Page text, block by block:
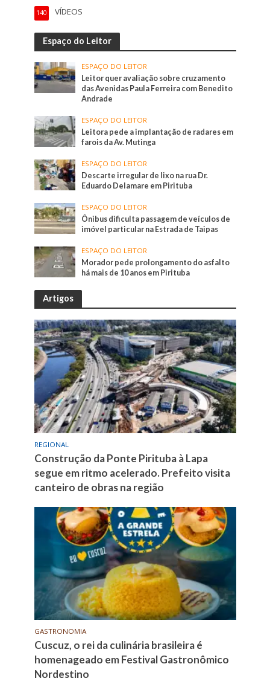
VÍDEOS
140
Espaço do Leitor
ESPAÇO DO LEITOR
Leitor quer avaliação sobre cruzamento
das Avenidas Paula Ferreira com Benedito
Andrade
ESPAÇO DO LEITOR
Leitora pede a implantação de radares em
farois da Av. Mutinga
ESPAÇO DO LEITOR
Descarte irregular de lixo na rua Dr.
Eduardo Delamare em Pirituba
ESPAÇO DO LEITOR
Ônibus dificulta passagem de veículos de
imóvel particular na Estrada de Taipas
ESPAÇO DO LEITOR
Morador pede prolongamento do asfalto
há mais de 10 anos em Pirituba
Artigos
REGIONAL
Construção da Ponte Pirituba à Lapa
segue em ritmo acelerado. Prefeito visita
canteiro de obras na região
GASTRONOMIA
Cuscuz, o rei da culinária brasileira é
homenageado em Festival Gastronômico
Nordestino